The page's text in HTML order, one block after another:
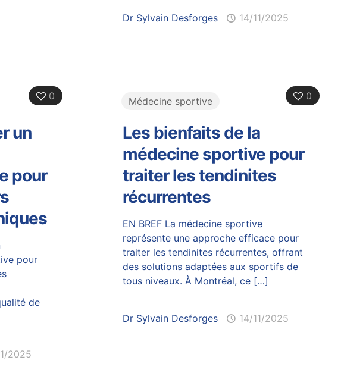
Dr Sylvain Desforges 14/11/2025
0
un
pour
pour
de
2025
0
Médecine sportive
Les bienfaits de la
médecine sportive pour
traiter les tendinites
récurrentes
EN BREF La médecine sportive
représente une approche efficace pour
traiter les tendinites récurrentes, offrant
des solutions adaptées aux sportifs de
tous niveaux. À Montréal, ce[…]
Dr Sylvain Desforges 14/11/2025